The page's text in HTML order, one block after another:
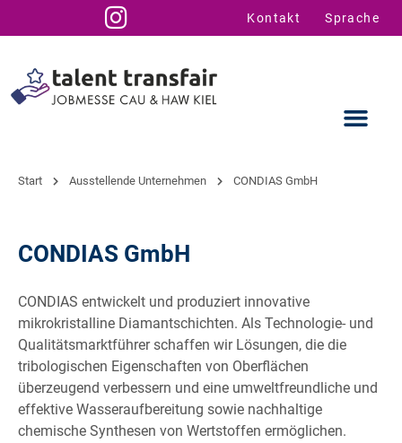
Kontakt Sprache
Start Ausstellende Unternehmen CONDIAS GmbH
CONDIAS GmbH
CONDIAS entwickelt und produziert innovative
mikrokristalline Diamantschichten. Als Technologie- und
Qualitätsmarktführer schaffen wir Lösungen, die die
tribologischen Eigenschaften von Oberflächen
überzeugend verbessern und eine umweltfreundliche und
effektive Wasseraufbereitung sowie nachhaltige
chemische Synthesen von Wertstoffen ermöglichen.